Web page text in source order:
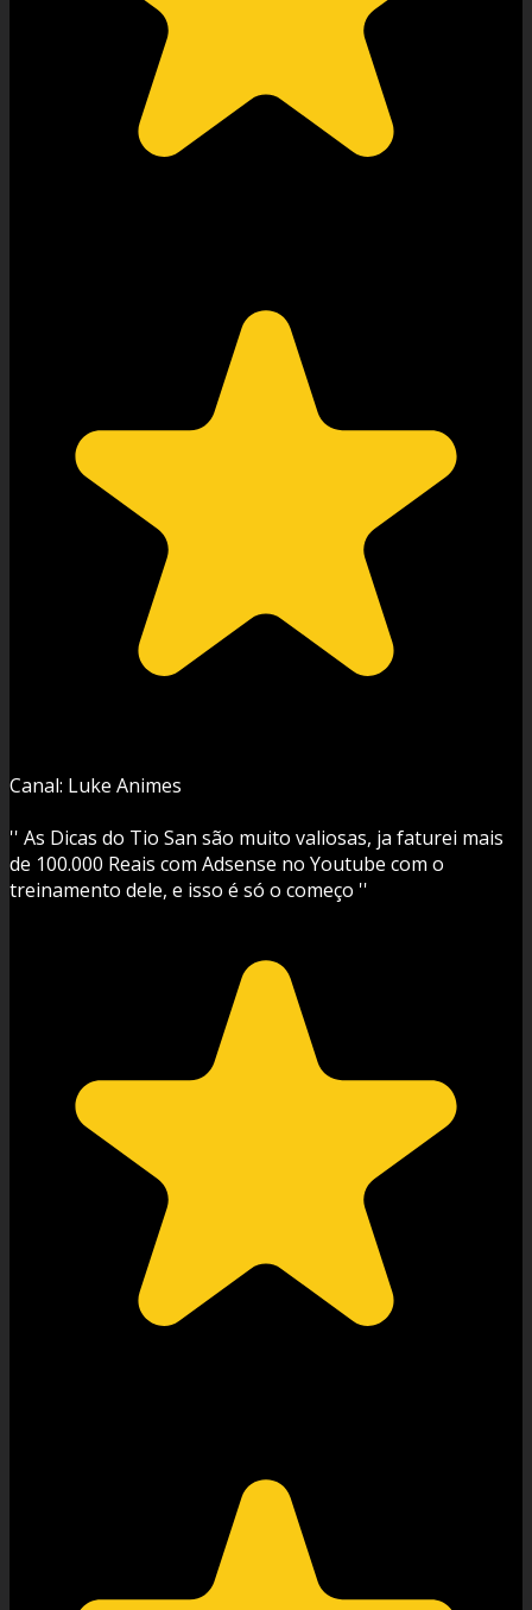
Canal: Luke Animes
'' As Dicas do Tio San são muito valiosas, ja faturei mais
de 100.000 Reais com Adsense no Youtube com o
treinamento dele, e isso é só o começo ''